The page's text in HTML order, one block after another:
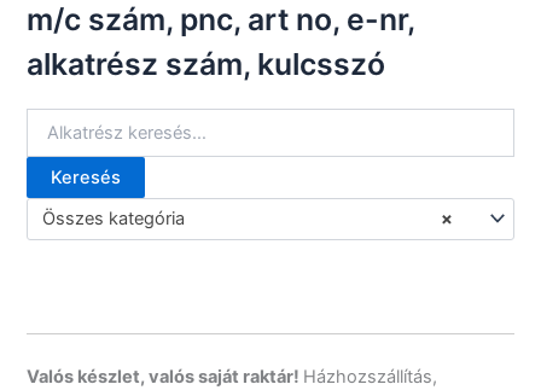
k
a
t
g
r
á
m/c szám, pnc, art no, e-nr,
alkatrész szám, kulcsszó
e
k
Keresés
×
Összes kategória
Valós készlet, valós saját raktár! Házhozszállítás,